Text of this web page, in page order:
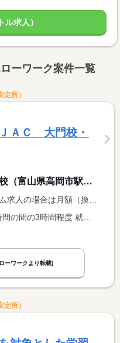
ル求人）
ーワーク案件一覧
所）
ＡＣ 大門校・
富山県射水市 / ・高岡駅南校（富山県高岡市駅南５−２−８ 常峰ビル２Ｆ）
ート求人の場合は時間額を表示しています。
ーワークより転載)
所）